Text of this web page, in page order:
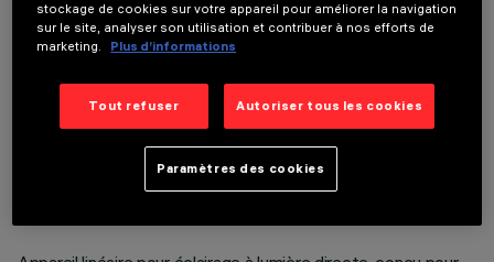
DONNÉES TECHNIQUES
DERNIÈRE MISE À JOUR: 06/08/2026
stockage de cookies sur votre appareil pour améliorer la navigation
sur le site, analyser son utilisation et contribuer à nos efforts de
marketing.
Plus d’informations
Tout refuser Autoriser tous les cookies
Paramètres des cookies